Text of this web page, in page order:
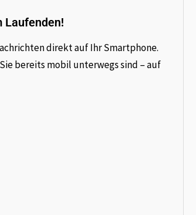
Laufenden!
direkt auf Ihr Smartphone.
bereits mobil unterwegs sind – auf